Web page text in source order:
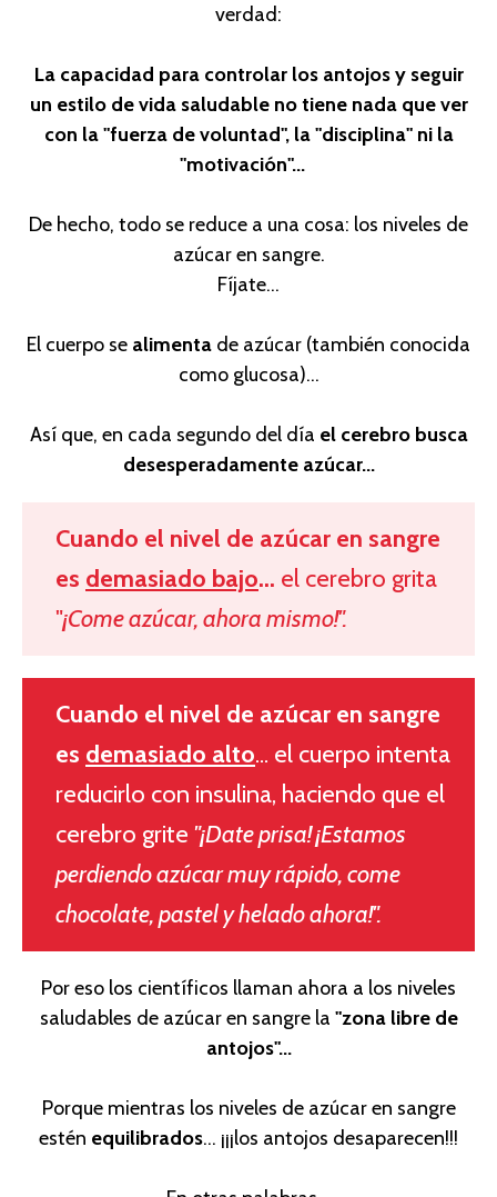
verdad:
La capacidad para controlar los antojos y seguir
un estilo de vida saludable no tiene nada que ver
con la "fuerza de voluntad", la "disciplina" ni la
"motivación"...
De hecho, todo se reduce a una cosa: los niveles de
azúcar en sangre.
Fíjate...
El cuerpo se alimenta de azúcar (también conocida
como glucosa)...
Así que, en cada segundo del día el cerebro busca
desesperadamente azúcar...
Cuando el nivel de azúcar en sangre
es demasiado bajo... el cerebro grita
"¡Come azúcar, ahora mismo!".
Cuando el nivel de azúcar en sangre
es demasiado alto... el cuerpo intenta
reducirlo con insulina, haciendo que el
cerebro grite "¡Date prisa! ¡Estamos
perdiendo azúcar muy rápido, come
chocolate, pastel y helado ahora!".
Por eso los científicos llaman ahora a los niveles
saludables de azúcar en sangre la "zona libre de
antojos"...
Porque mientras los niveles de azúcar en sangre
estén equilibrados... ¡¡¡los antojos desaparecen!!!